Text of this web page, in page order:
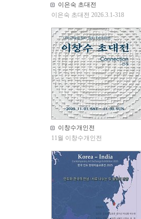
이은숙 초대전
이은숙 초대전 2026.3.1-318
이창수개인전
11월 이창수개인전